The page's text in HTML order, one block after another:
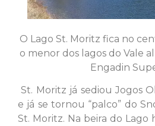
O Lago St. Moritz fica no
o menor dos lagos do Vale
Engadin
St. Moritz já sediou Jogos
e já se tornou “palco” do
St. Moritz. Na beira do Lago